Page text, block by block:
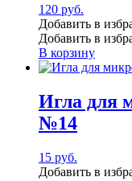
120 руб.
Добавить в
Добавить в
В корзину
Игла для
№14
15 руб.
Добавить в